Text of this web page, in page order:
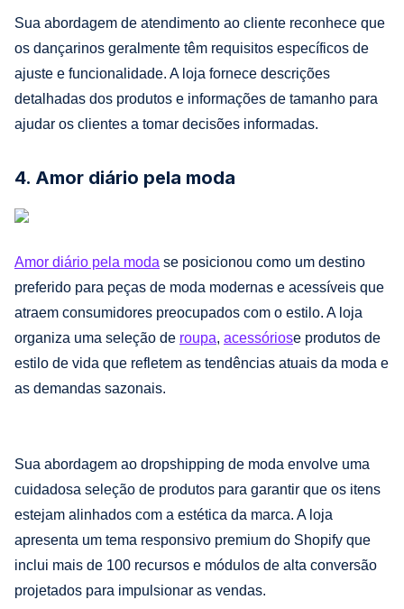
Sua abordagem de atendimento ao cliente reconhece que
os dançarinos geralmente têm requisitos específicos de
ajuste e funcionalidade. A loja fornece descrições
detalhadas dos produtos e informações de tamanho para
ajudar os clientes a tomar decisões informadas.
4. Amor diário pela moda
Amor diário pela moda se posicionou como um destino
preferido para peças de moda modernas e acessíveis que
atraem consumidores preocupados com o estilo. A loja
organiza uma seleção de roupa, acessóriose produtos de
estilo de vida que refletem as tendências atuais da moda e
as demandas sazonais.
Sua abordagem ao dropshipping de moda envolve uma
cuidadosa seleção de produtos para garantir que os itens
estejam alinhados com a estética da marca. A loja
apresenta um tema responsivo premium do Shopify que
inclui mais de 100 recursos e módulos de alta conversão
projetados para impulsionar as vendas.